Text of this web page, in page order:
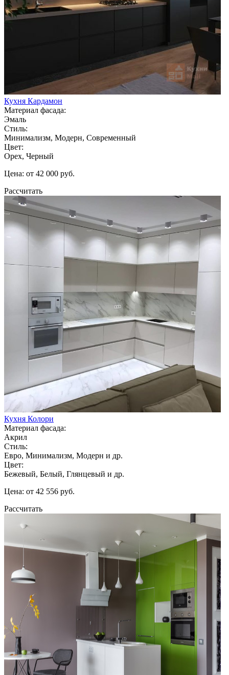
Кухня Кардамон
Материал фасада:
Эмаль
Стиль:
Минимализм, Модерн, Современный
Цвет:
Орех, Черный
Цена: от 42 000 руб.
Рассчитать
Кухня Колори
Материал фасада:
Акрил
Стиль:
Евро, Минимализм, Модерн и др.
Цвет:
Бежевый, Белый, Глянцевый и др.
Цена: от 42 556 руб.
Рассчитать